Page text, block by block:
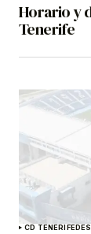
Horario y
Tenerife
CD TENERIFE